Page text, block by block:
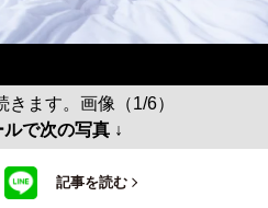
きます。画像（1/6）
ルで次の写真 ↓
記事を読む